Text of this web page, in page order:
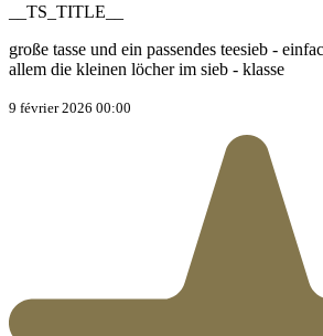
__TS_TITLE__
große tasse und ein passendes teesieb -
allem die kleinen löcher im sieb - klasse
9 février 2026 00:00